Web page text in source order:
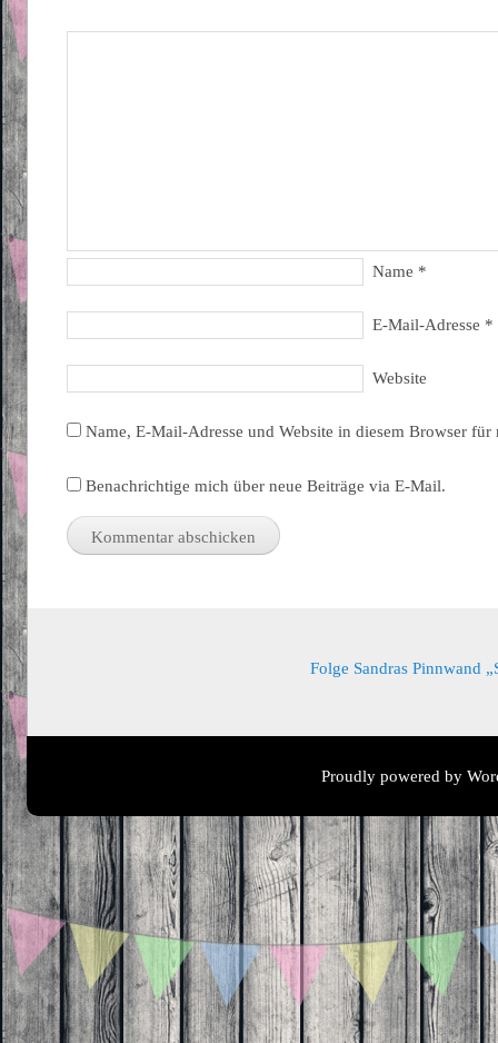
Name *
E-Mail-Adresse *
Website
Name, E-Mail-Adresse und Website in diesem Browser
Benachrichtige mich über neue Beiträge via E-Mail.
Folge Sandras Pinnwand
Proudly powered by